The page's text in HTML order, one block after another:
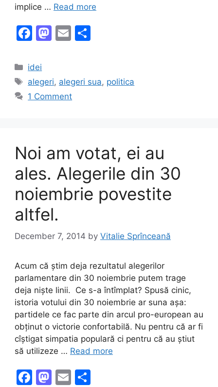
implice … Read more
F
c
e
b
k
M
o
d
E
l
e
Categories
idei
Tags
alegeri, alegeri sua, politica
1 Comment
Noi am votat, ei au
ales. Alegerile din 30
noiembrie povestite
altfel.
December 7, 2014 by Vitalie Sprînceană
Acum că știm deja rezultatul alegerilor
parlamentare din 30 noiembrie putem trage
deja niște linii. Ce s-a întîmplat? Spusă cinic,
istoria votului din 30 noiembrie ar suna așa:
partidele ce fac parte din arcul pro-european au
obținut o victorie confortabilă. Nu pentru că ar fi
cîștigat simpatia populară ci pentru că au știut
să utilizeze … Read more
F
M E